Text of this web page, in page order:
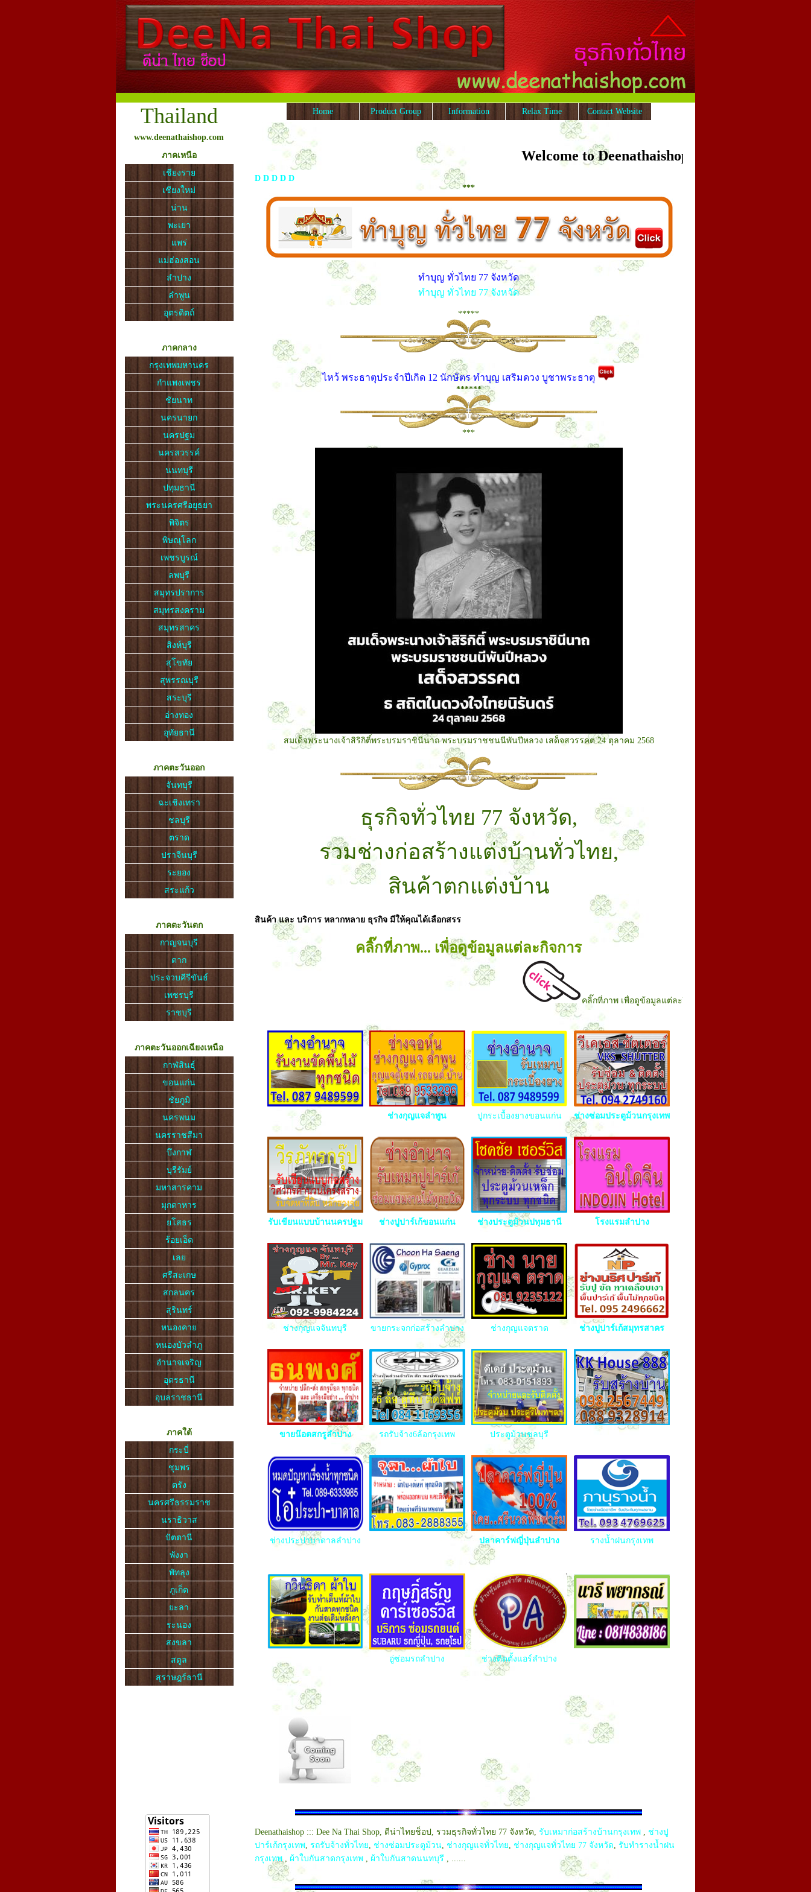
Thailand
www.deenathaishop.com
ภาคเหนือ
เชียงราย
เชียงใหม่
น่าน
พะเยา
แพร่
แม่ฮ่องสอน
ลำปาง
ลำพูน
อุตรดิตถ์
ภาคกลาง
กรุงเทพมหานคร
กำแพงเพชร
ชัยนาท
นครนายก
นครปฐม
นครสวรรค์
นนทบุรี
ปทุมธานี
พระนครศรีอยุธยา
พิจิตร
พิษณุโลก
เพชรบูรณ์
ลพบุรี
สมุทรปราการ
สมุทรสงคราม
สมุทรสาคร
สิงห์บุรี
สุโขทัย
สุพรรณบุรี
สระบุรี
อ่างทอง
อุทัยธานี
ภาคตะวันออก
จันทบุรี
ฉะเชิงเทรา
ชลบุรี
ตราด
ปราจีนบุรี
ระยอง
สระแก้ว
ภาคตะวันตก
กาญจนบุรี
ตาก
ประจวบคีรีขันธ์
เพชรบุรี
ราชบุรี
ภาคตะวันออกเฉียงเหนือ
กาฬสินธุ์
ขอนแก่น
ชัยภูมิ
นครพนม
นครราชสีมา
บึงกาฬ
บุรีรัมย์
มหาสารคาม
มุกดาหาร
ยโสธร
ร้อยเอ็ด
เลย
ศรีสะเกษ
สกลนคร
สุรินทร์
หนองคาย
หนองบัวลำภู
อำนาจเจริญ
อุดรธานี
อุบลราชธานี
ภาคใต้
กระบี่
ชุมพร
ตรัง
นครศรีธรรมราช
นราธิวาส
ปัตตานี
พังงา
พัทลุง
ภูเก็ต
ยะลา
ระนอง
สงขลา
สตูล
สุราษฎร์ธานี
Home Product Group Information Relax Time Contact Website
Welcome to Deenathaishop.com
D D D D D
***
ทำบุญ ทั่วไทย 77 จังหวัด
ทำบุญ ทั่วไทย 77 จังหวัด
*****
ไหว้ พระธาตุประจำปีเกิด 12 นักษัตร ทำบุญ เสริมดวง บูชาพระธาตุ
******
***
สมเด็จพระนางเจ้าสิริกิติ์พระบรมราชินีนาถ พระบรมราชชนนีพันปีหลวง เสด็จสวรรคต 24 ตุลาคม 2568
ธุรกิจทั่วไทย 77 จังหวัด,
รวมช่างก่อสร้างแต่งบ้านทั่วไทย,
สินค้าตกแต่งบ้าน
สินค้า และ บริการ หลากหลาย ธุรกิจ มีให้คุณได้เลือกสรร
คลิ๊กที่ภาพ... เพื่อดูข้อมูลแต่ละกิจการ
คลิ๊กที่ภาพ เพื่อดูข้อมูลแต่ละกิจการ.....
ช่างกุญแจลำพูน ปูกระเบื้องยางขอนแก่น ช่างซ่อมประตูม้วนกรุงเทพ
รับเขียนแบบบ้านนครปฐม ช่างปูปาร์เก้ขอนแก่น ช่างประตูม้วนปทุมธานี โรงแรมลำปาง
ช่างกุญแจจันทบุรี ขายกระจกก่อสร้างลำปาง ช่างกุญแจตราด ช่างปูปาร์เก้สมุทรสาคร
ขายน๊อตสกรูลำปาง รถรับจ้าง6ล้อกรุงเทพ ประตูม้วนชลบุรี
ช่างประปาบาดาลลำปาง ปลาคาร์ฟญี่ปุ่นลำปาง รางน้ำฝนกรุงเทพ
อู่ซ่อมรถลำปาง ช่างติดตั้งแอร์ลำปาง
Deenathaishop ::: Dee Na Thai Shop, ดีน่าไทยช็อป, รวมธุรกิจทั่วไทย 77 จังหวัด, รับเหมาก่อสร้างบ้านกรุงเทพ, ช่างปู
ปาร์เก้กรุงเทพ, รถรับจ้างทั่วไทย, ช่างซ่อมประตูม้วน, ช่างกุญแจทั่วไทย, ช่างกุญแจทั่วไทย 77 จังหวัด, รับทำรางน้ำฝน
กรุงเทพ, ผ้าใบกันสาดกรุงเทพ, ผ้าใบกันสาดนนทบุรี , ......